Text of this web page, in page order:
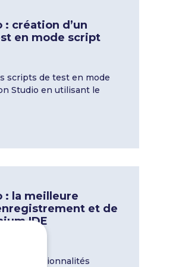
: création d’un
en mode script
scripts de test en mode
Studio en utilisant le
: la meilleure
et de
IDE
des fonctionnalités